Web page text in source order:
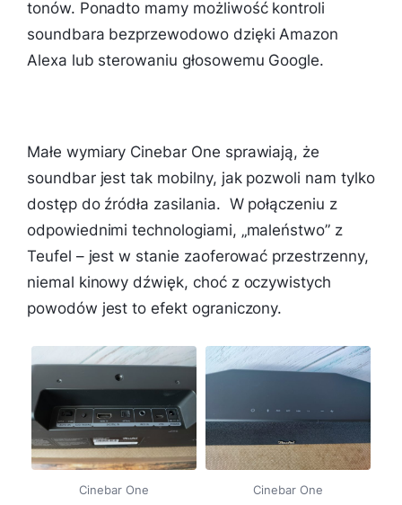
tonów. Ponadto mamy możliwość kontroli
soundbara bezprzewodowo dzięki Amazon
Alexa lub sterowaniu głosowemu Google.
Małe wymiary Cinebar One sprawiają, że
soundbar jest tak mobilny, jak pozwoli nam tylko
dostęp do źródła zasilania. W połączeniu z
odpowiednimi technologiami, „maleństwo” z
Teufel – jest w stanie zaoferować przestrzenny,
niemal kinowy dźwięk, choć z oczywistych
powodów jest to efekt ograniczony.
Cinebar One Cinebar One